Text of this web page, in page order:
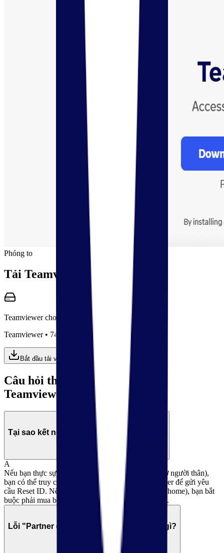
Phóng to
Tải Teamviewer cho Windows
Teamviewer cho Windows
Installer
Teamviewer• 74,6 MB
Bắt đầu tải về
Câu hỏi thường gặp (FAQ) về
Teamviewer cho Windows
Tại sao kết nối của tôi bị ngắt sau 5 phút?
A
Nếu bạn thực sự dùng cho mục đích cá nhân (hỗ trợ người thân),
bạn có thể truy cập trang web hỗ trợ của TeamViewer để gửi yêu
cầu Reset ID. Nếu dùng cho công việc (Work from home), bạn bắt
buộc phải mua bản quyền để duy trì kết nối ổn định.
Lỗi "Partner did not connect to router" là gì?